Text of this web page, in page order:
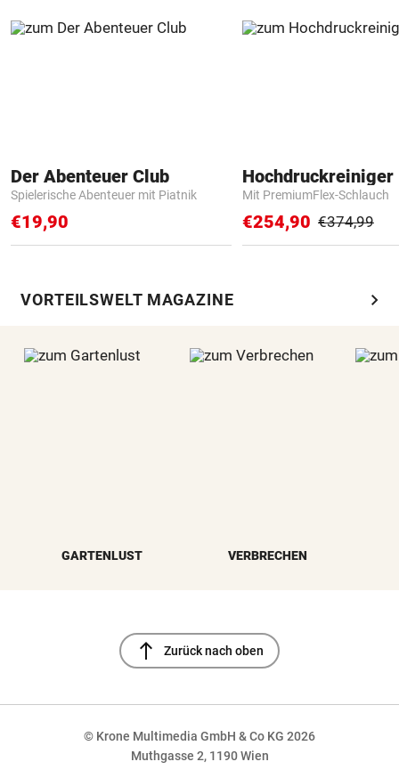
Der Abenteuer Club
Spielerische Abenteuer mit Piatnik
€19,90
Hochdruckreiniger
Mit PremiumFlex-Schlauch
€254,90 €374,99
VORTEILSWELT MAGAZINE chevron_right
GARTENLUST VERBRECHEN
north Zurück nach oben
© Krone Multimedia GmbH & Co KG 2026
Muthgasse 2, 1190 Wien